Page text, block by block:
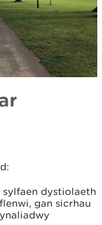
dystiolaeth
gan sicrhau